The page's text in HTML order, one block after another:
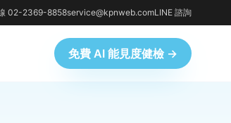
02-2369-8858service@kpnweb.comLINE 諮詢
免費 AI 能見度健檢 →